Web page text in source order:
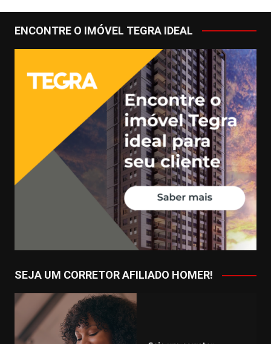
ENCONTRE O IMÓVEL TEGRA IDEAL
SEJA UM CORRETOR AFILIADO HOMER!